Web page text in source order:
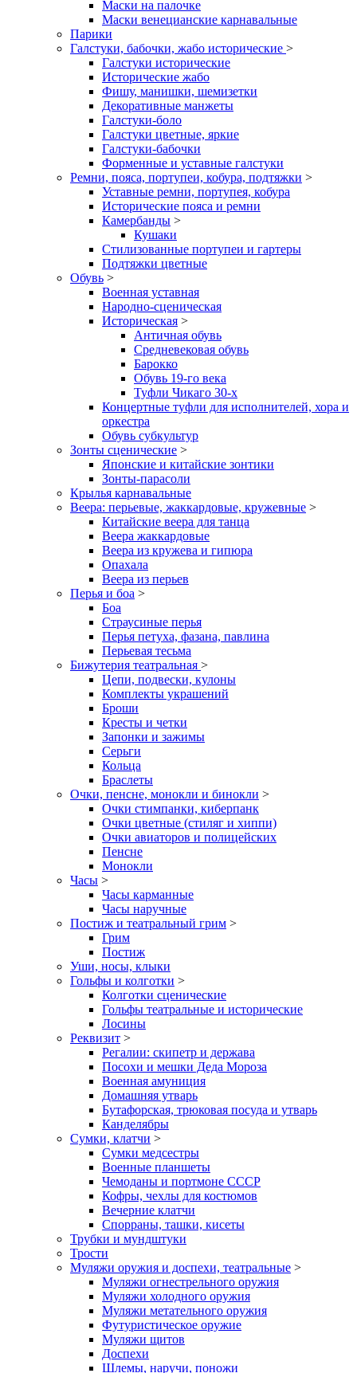
Маски на палочке
Маски венецианские карнавальные
Парики
Галстуки, бабочки, жабо исторические >
Галстуки исторические
Исторические жабо
Фишу, манишки, шемизетки
Декоративные манжеты
Галстуки-боло
Галстуки цветные, яркие
Галстуки-бабочки
Форменные и уставные галстуки
Ремни, пояса, портупеи, кобура, подтяжки >
Уставные ремни, портупея, кобура
Исторические пояса и ремни
Камербанды >
Кушаки
Стилизованные портупеи и гартеры
Подтяжки цветные
Обувь >
Военная уставная
Народно-сценическая
Историческая >
Античная обувь
Средневековая обувь
Барокко
Обувь 19-го века
Туфли Чикаго 30-х
Концертные туфли для исполнителей, хора и
оркестра
Обувь субкультур
Зонты сценические >
Японские и китайские зонтики
Зонты-парасоли
Крылья карнавальные
Веера: перьевые, жаккардовые, кружевные >
Китайские веера для танца
Веера жаккардовые
Веера из кружева и гипюра
Опахала
Веера из перьев
Перья и боа >
Боа
Страусиные перья
Перья петуха, фазана, павлина
Перьевая тесьма
Бижутерия театральная >
Цепи, подвески, кулоны
Комплекты украшений
Броши
Кресты и четки
Запонки и зажимы
Серьги
Кольца
Браслеты
Очки, пенсне, монокли и бинокли >
Очки стимпанки, киберпанк
Очки цветные (стиляг и хиппи)
Очки авиаторов и полицейских
Пенсне
Монокли
Часы >
Часы карманные
Часы наручные
Постиж и театральный грим >
Грим
Постиж
Уши, носы, клыки
Гольфы и колготки >
Колготки сценические
Гольфы театральные и исторические
Лосины
Реквизит >
Регалии: скипетр и держава
Посохи и мешки Деда Мороза
Военная амуниция
Домашняя утварь
Бутафорская, трюковая посуда и утварь
Канделябры
Сумки, клатчи >
Сумки медсестры
Военные планшеты
Чемоданы и портмоне СССР
Кофры, чехлы для костюмов
Вечерние клатчи
Спорраны, ташки, кисеты
Трубки и мундштуки
Трости
Муляжи оружия и доспехи, театральные >
Муляжи огнестрельного оружия
Муляжи холодного оружия
Муляжи метательного оружия
Футуристическое оружие
Муляжи щитов
Доспехи
Шлемы, наручи, поножи